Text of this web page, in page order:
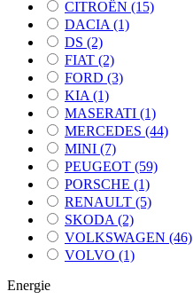
CITROËN (15)
DACIA (1)
DS (2)
FIAT (2)
FORD (3)
KIA (1)
MASERATI (1)
MERCEDES (44)
MINI (7)
PEUGEOT (59)
PORSCHE (1)
RENAULT (5)
SKODA (2)
VOLKSWAGEN (46)
VOLVO (1)
Energie